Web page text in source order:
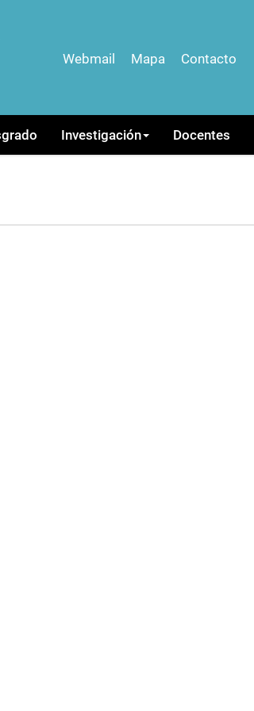
Webmail Mapa Contacto
Investigación Docentes